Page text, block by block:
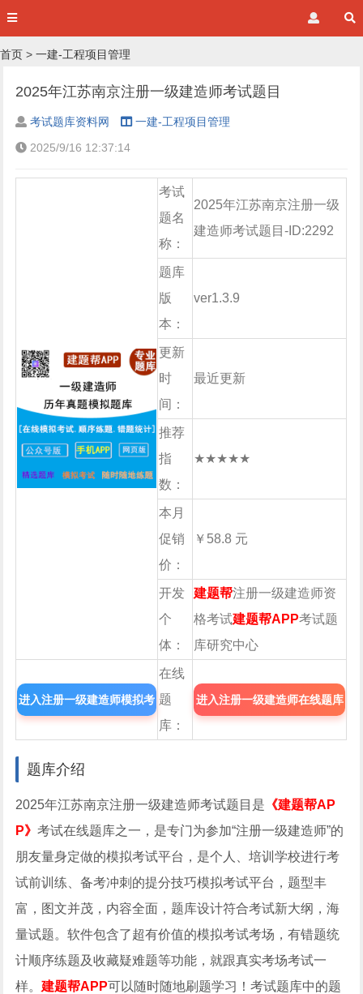
首页 > 一建-工程项目管理
2025年江苏南京注册一级建造师考试题目
考试题库资料网
一建-工程项目管理
2025/9/16 12:37:14
考试
题名
称：
2025年江苏南京注册一级
建造师考试题目-ID:2292
题库
版
本：
ver1.3.9
更新
时
间：
最近更新
推荐
指
数：
★★★★★
本月
促销
价：
￥58.8 元
开发
个
体：
建题帮注册一级建造师资
格考试建题帮APP考试题
库研究中心
进入注册一级建造师模拟考
在线
题
库：
进入注册一级建造师在线题库
题库介绍
2025年江苏南京注册一级建造师考试题目是 《建题帮AP
P》考试在线题库之一，是专门为参加“注册一级建造师”的
朋友量身定做的模拟考试平台，是个人、培训学校进行考
试前训练、备考冲刺的提分技巧模拟考试平台，题型丰
富，图文并茂，内容全面，题库设计符合考试新大纲，海
量试题。软件包含了超有价值的模拟考试考场，有错题统
计顺序练题及收藏疑难题等功能，就跟真实考场考试一
样。建题帮APP可以随时随地刷题学习！考试题库中的题